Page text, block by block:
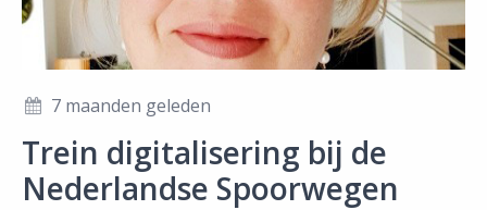
7 maanden geleden
Trein digitalisering bij de
Nederlandse Spoorwegen